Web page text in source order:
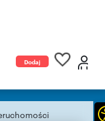
Dodaj